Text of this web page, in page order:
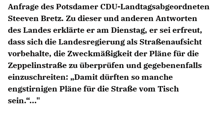
Anfrage des Potsdamer CDU-Landtagsabgeordneten
Steeven Bretz. Zu dieser und anderen Antworten
des Landes erklärte er am Dienstag, er sei erfreut,
dass sich die Landesregierung als Straßenaufsicht
vorbehalte, die Zweckmäßigkeit der Pläne für die
Zeppelinstraße zu überprüfen und gegebenenfalls
einzuschreiten: „Damit dürften so manche
engstirnigen Pläne für die Straße vom Tisch
sein.“..."